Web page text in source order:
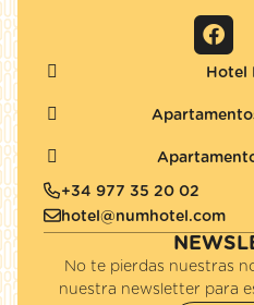
Hotel
+34 977 35 20 02
hotel@numhotel.com
No te pierdas nuestras
nuestra newsletter para